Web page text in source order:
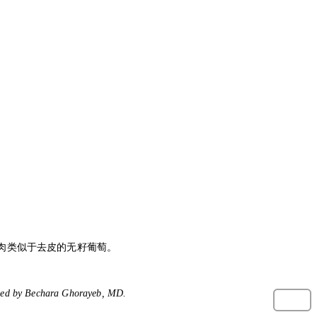
类似于去皮的无籽葡萄。
by Bechara Ghorayeb, MD.